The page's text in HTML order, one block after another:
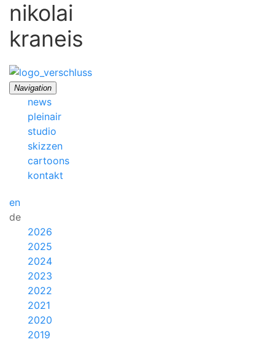
nikolai
kraneis
Navigation
news
pleinair
studio
skizzen
cartoons
kontakt
en
de
2026
2025
2024
2023
2022
2021
2020
2019